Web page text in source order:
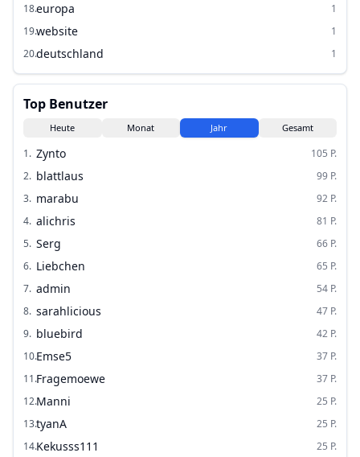
18.europa
1
19.website
1
20.deutschland 1
Top Benutzer
Heute Monat Jahr Gesamt
1. Zynto 105 P.
2. blattlaus 99 P.
3. marabu 92 P.
4. alichris 81 P.
5. Serg 66 P.
6. Liebchen 65 P.
7. admin 54 P.
8. sarahlicious 47 P.
9. bluebird 42 P.
10.Emse5 37 P.
11.Fragemoewe 37 P.
12.Manni 25 P.
13.tyanA 25 P.
14.Kekusss111 25 P.